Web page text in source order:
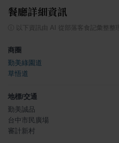
餐廳詳細資訊
ⓘ 以下資訊由 AI 從部落客食記彙整整理
商圈
勤美綠園道
草悟道
地標/交通
勤美誠品
台中市民廣場
審計新村